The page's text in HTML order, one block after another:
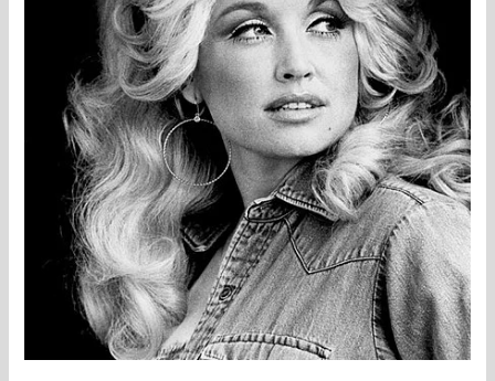
Ameerika
toetavad
Ukraina
võitlust